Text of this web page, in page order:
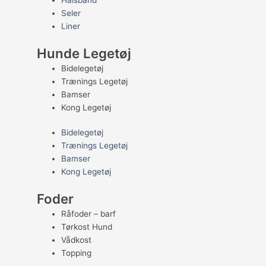
Seler
Liner
Hunde Legetøj
Bidelegetøj
Trænings Legetøj
Bamser
Kong Legetøj
Bidelegetøj
Trænings Legetøj
Bamser
Kong Legetøj
Foder
Råfoder – barf
Tørkost Hund
Vådkost
Topping